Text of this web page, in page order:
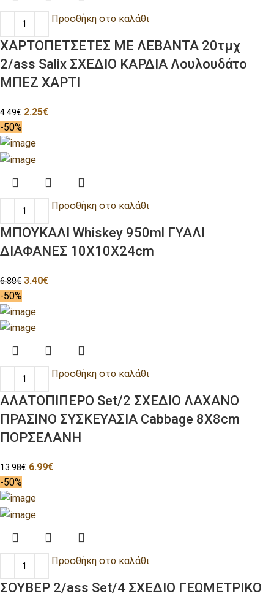
Προσθήκη στο καλάθι
ΧΑΡΤΟΠΕΤΣΕΤΕΣ ΜΕ ΛΕΒΑΝΤΑ 20τμχ
2/ass Salix ΣΧΕΔΙΟ ΚΑΡΔΙΑ Λουλουδάτο
ΜΠΕΖ ΧΑΡΤΙ
4.49€ 2.25€
-50%
Προσθήκη στο καλάθι
ΜΠΟΥΚΑΛΙ Whiskey 950ml ΓΥΑΛΙ
ΔΙΑΦΑΝΕΣ 10Χ10Χ24cm
6.80€ 3.40€
-50%
Προσθήκη στο καλάθι
ΑΛΑΤΟΠΙΠΕΡΟ Set/2 ΣΧΕΔΙΟ ΛΑΧΑΝΟ
ΠΡΑΣΙΝΟ ΣΥΣΚΕΥΑΣΙΑ Cabbage 8X8cm
ΠΟΡΣΕΛΑΝΗ
13.98€ 6.99€
-50%
Προσθήκη στο καλάθι
ΣΟΥΒΕΡ 2/ass Set/4 ΣΧΕΔΙΟ ΓΕΩΜΕΤΡΙΚΟ